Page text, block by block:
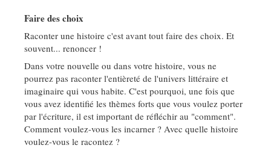
Faire des choix
Raconter une histoire c'est avant tout faire des choix. Et
souvent... renoncer !
Dans votre nouvelle ou dans votre histoire, vous ne
pourrez pas raconter l'entièreté de l'univers littéraire et
imaginaire qui vous habite. C'est pourquoi, une fois que
vous avez identifié les thèmes forts que vous voulez porter
par l'écriture, il est important de réfléchir au "comment".
Comment voulez-vous les incarner ? Avec quelle histoire
voulez-vous le racontez ?